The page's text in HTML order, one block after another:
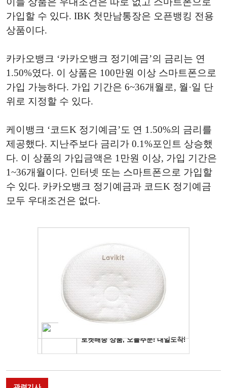
가입할 수 있다. IBK 첫만남통장은 오픈뱅킹 전용
상품이다.
카카오뱅크 ‘카카오뱅크 정기예금’의 금리는 연
1.50%였다. 이 상품은 100만원 이상 스마트폰으로
가입 가능하다. 가입 기간은 6~36개월로, 월·일 단
위로 지정할 수 있다.
케이뱅크 ‘코드K 정기예금’도 연 1.50%의 금리를
제공했다. 지난주보다 금리가 0.1%포인트 상승했
다. 이 상품의 가입금액은 1만원 이상, 가입 기간은
1~36개월이다. 인터넷 또는 스마트폰으로 가입할
수 있다. 카카오뱅크 정기예금과 코드K 정기예금
모두 우대조건은 없다.